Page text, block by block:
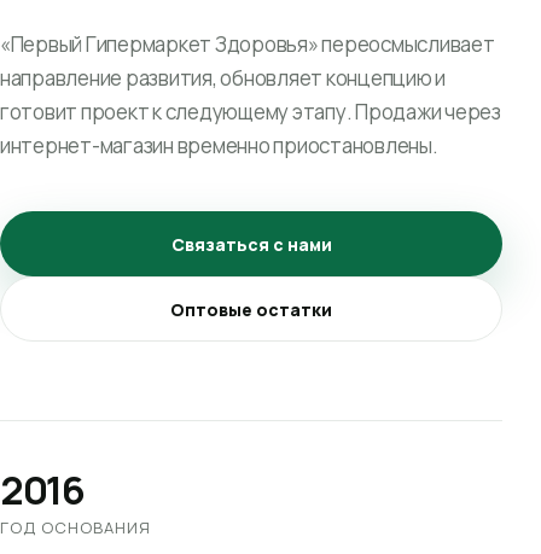
«Первый Гипермаркет Здоровья» переосмысливает
направление развития, обновляет концепцию и
готовит проект к следующему этапу. Продажи через
интернет-магазин временно приостановлены.
Связаться с нами
Оптовые остатки
2016
ГОД ОСНОВАНИЯ